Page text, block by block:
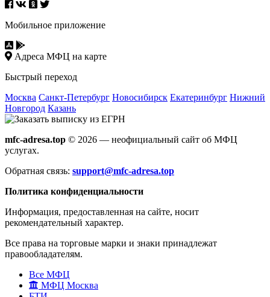
Мобильное приложение
Адреса МФЦ на карте
Быстрый переход
Москва Санкт-Петербург Новосибирск Екатеринбург Нижний
Новгород Казань
mfc-adresa.top © 2026 — неофициальный сайт об МФЦ
услугах.
Обратная связь: support@mfc-adresa.top
Политика конфиденциальности
Информация, предоставленная на сайте, носит
рекомендательный характер.
Все права на торговые марки и знаки принадлежат
правообладателям.
Все МФЦ
МФЦ Москва